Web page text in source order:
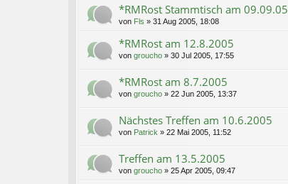
*RMRost Stammtisch am 09.09.05
von Fls » 31 Aug 2005, 18:08
*RMRost am 12.8.2005
von groucho » 30 Jul 2005, 17:55
*RMRost am 8.7.2005
von groucho » 22 Jun 2005, 13:37
Nächstes Treffen am 10.6.2005
von Patrick » 22 Mai 2005, 11:52
Treffen am 13.5.2005
von groucho » 25 Apr 2005, 09:47